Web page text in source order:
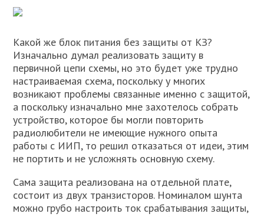
Какой же блок питания без защиты от КЗ?
Изначально думал реализовать защиту в
первичной цепи схемы, но это будет уже трудно
настраиваемая схема, поскольку у многих
возникают проблемы связанные именно с защитой,
а поскольку изначально мне захотелось собрать
устройство, которое бы могли повторить
радиолюбители не имеющие нужного опыта
работы с ИИП, то решил отказаться от идеи, этим
не портить и не усложнять основную схему.
Сама защита реализована на отдельной плате,
состоит из двух транзисторов. Номиналом шунта
можно грубо настроить ток срабатывания защиты,